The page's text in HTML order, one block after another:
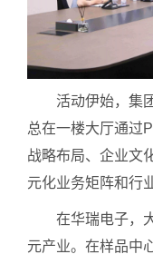
活动伊始，集
总在一楼大厅通过
战略布局、企业文
元化业务矩阵和行
在华瑞电子，
元产业。在样品中